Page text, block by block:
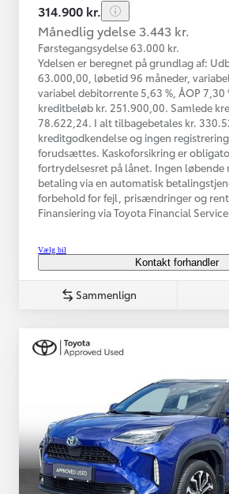
314.900 kr.
Månedlig ydelse 3.443 kr.
Førstegangsydelse 63.000 kr.
Ydelsen er beregnet på grundlag af:
63.000,00, løbetid 96 måneder,
variabel debitorrente 5,63 %, ÅOP 7,30
kreditbeløb kr. 251.900,00. Samlede
78.622,24. I alt tilbagebetales kr.
kreditgodkendelse og ingen registrering
forudsættes. Kaskoforsikring er
fortrydelsesret på lånet. Ingen løbende
betaling via en automatisk
forbehold for fejl, prisændringer og
Finansiering via Toyota Financial
Vælg bil
Kontakt forhandler
Sammenlign